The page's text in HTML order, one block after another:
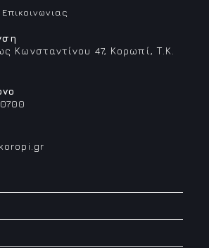
Κωνσταντίνου 47, Κορωπί, Τ.Κ.
Opens